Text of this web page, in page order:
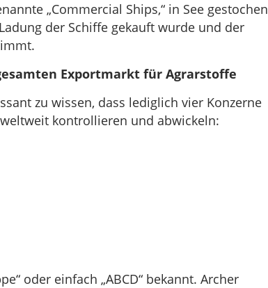
„Commercial Ships,“ in See gestochen
der Schiffe gekauft wurde und der
Exportmarkt für Agrarstoffe
zu wissen, dass lediglich vier Konzerne
kontrollieren und abwickeln:
oder einfach „ABCD“ bekannt. Archer